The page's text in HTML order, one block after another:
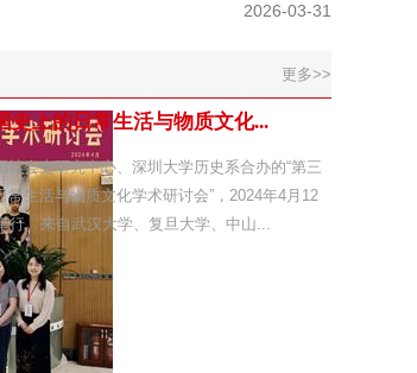
2026-03-31
更多>>
史上的日常生活与物质文化...
社会史研究中心、深圳大学历史系合办的“第三
常生活与物质文化学术研讨会”，2024年4月12
行。来自武汉大学、复旦大学、中山...